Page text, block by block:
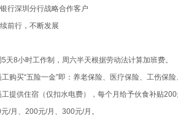
行深圳分行战略合作客户
前行，不断发展
天8小时工作制，周六半天根据劳动法计算加班费。
购买“五险一金”即：养老保险、医疗保险、工伤保
提供住宿（仅扣水电费），每个月给予伙食补贴
/月、200元/月、300元/月。